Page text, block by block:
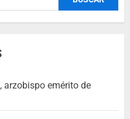
arzobispo emérito de